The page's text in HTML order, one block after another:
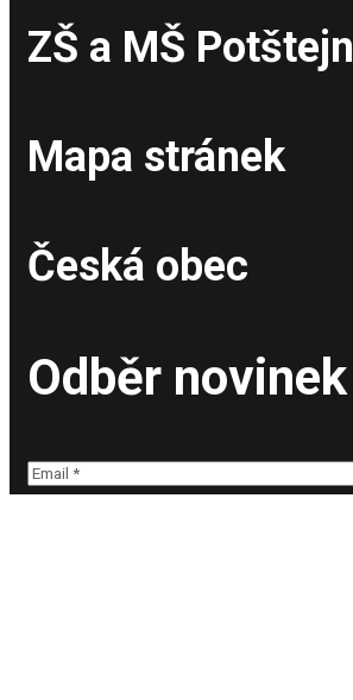
ZŠ a MŠ Potštejn
Mapa stránek
Česká obec
Odběr novinek